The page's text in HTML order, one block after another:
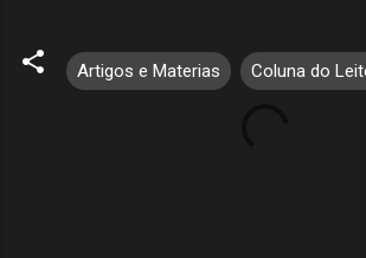
Artigos e Materias Coluna do